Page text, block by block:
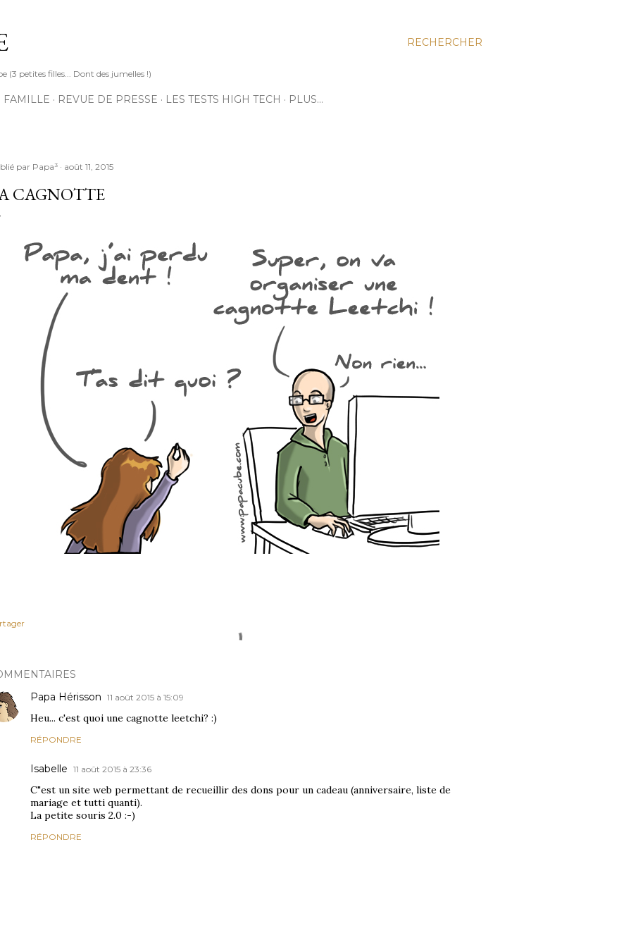
RECHERCHER
(3 petites filles... Dont des jumelles !)
FAMILLE REVUE DE PRESSE LES TESTS HIGH TECH PLUS…
par Papa³ août 11, 2015
CAGNOTTE
Papa Hérisson 11 août 2015 à 15:09
Heu... c'est quoi une cagnotte leetchi? :)
RÉPONDRE
Isabelle 11 août 2015 à 23:36
C"est un site web permettant de recueillir des dons pour un cadeau (anniversaire, liste de
mariage et tutti quanti).
La petite souris 2.0 :-)
RÉPONDRE